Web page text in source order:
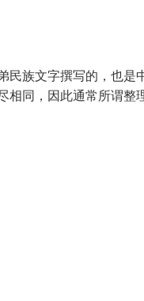
族文字撰写的，也是
相同，因此通常所谓